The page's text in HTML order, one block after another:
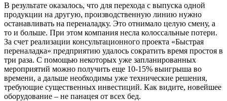
В результате оказалось, что для перехода с выпуска одной
продукции на другую, производственную линию нужно
останавливать на переналадку. Это отнимало целую смену, а
то и больше. При этом компания несла колоссальные потери.
За счет реализации консультационного проекта «Быстрая
переналадка» предприятию удалось сократить время простоя в
три раза. С помощью некоторых уже запланированных
мероприятий можно получить еще 10-15% выигрыша во
времени, а дальше необходимы уже технические решения,
требующие существенных инвестиций. Как видите, новейшее
оборудование – не панацея от всех бед.